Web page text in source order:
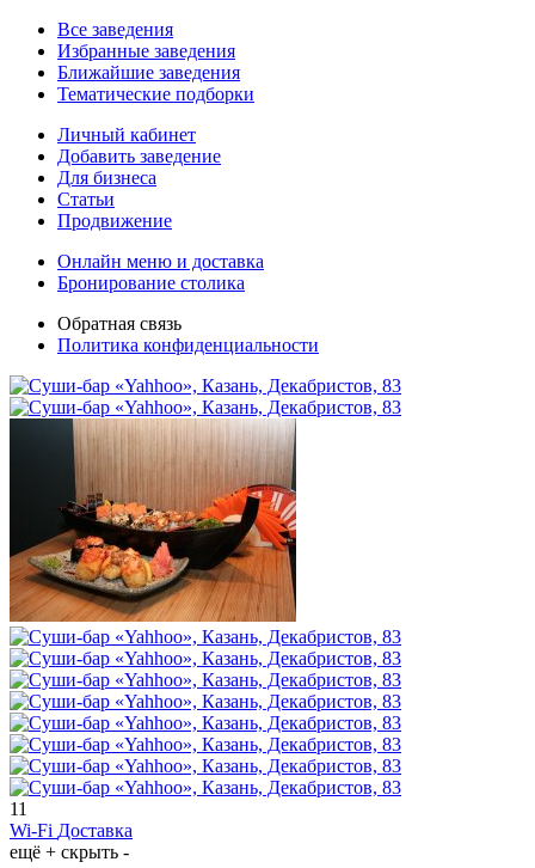
Все заведения
Избранные заведения
Ближайшие заведения
Тематические подборки
Личный кабинет
Добавить заведение
Для бизнеса
Статьи
Продвижение
Онлайн меню и доставка
Бронирование столика
Обратная связь
Политика конфиденциальности
11
Wi-Fi Доставка
ещё + скрыть -